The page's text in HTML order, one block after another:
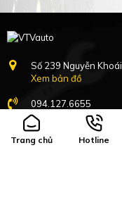
Số 239 Nguyễn
Xem bản đồ
094.127.6655
8h-17h:30 Nghỉ Chủ
Trang chủ Hotline